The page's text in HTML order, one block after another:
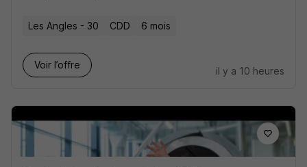
Les Angles - 30 CDD 6 mois
Voir l’offre
il y a 10 heures